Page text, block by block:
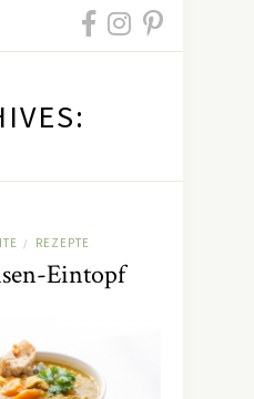
/ REZEPTE
Eintopf